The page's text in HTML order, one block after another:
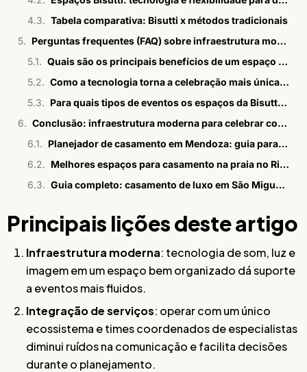
Tabela comparativa: Bisutti x métodos tradicionais
Perguntas frequentes (FAQ) sobre infraestrutura moderna em eventos
Quais são os principais benefícios de um espaço de eventos com infraestrutura moderna?
Como a tecnologia torna a celebração mais única e personalizada?
Para quais tipos de eventos os espaços da Bisutti são indicados?
Conclusão: infraestrutura moderna para celebrar com mais tranquilidade
Planejador de casamento em Mendoza: guia para brasileiros
Melhores espaços para casamento na praia no Rio em 2026
Guia completo: casamento de luxo em São Miguel dos Milagres
Principais lições deste artigo
Infraestrutura moderna: tecnologia de som, luz e
imagem em um espaço bem organizado dá suporte
a eventos mais fluidos.
Integração de serviços: operar com um único
ecossistema e times coordenados de especialistas
diminui ruídos na comunicação e facilita decisões
durante o planejamento.